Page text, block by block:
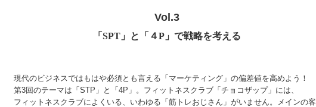
Vol.3
「SPT」と「４P」で戦略を考える
現代のビジネスではもはや必須とも言える「マーケティング」の偏差値を高めよう！
第3回のテーマは「STP」と「4P」。フィットネスクラブ「チョコザップ」には、
フィットネスクラブによくいる、いわゆる「筋トレおじさん」がいません。メインの客